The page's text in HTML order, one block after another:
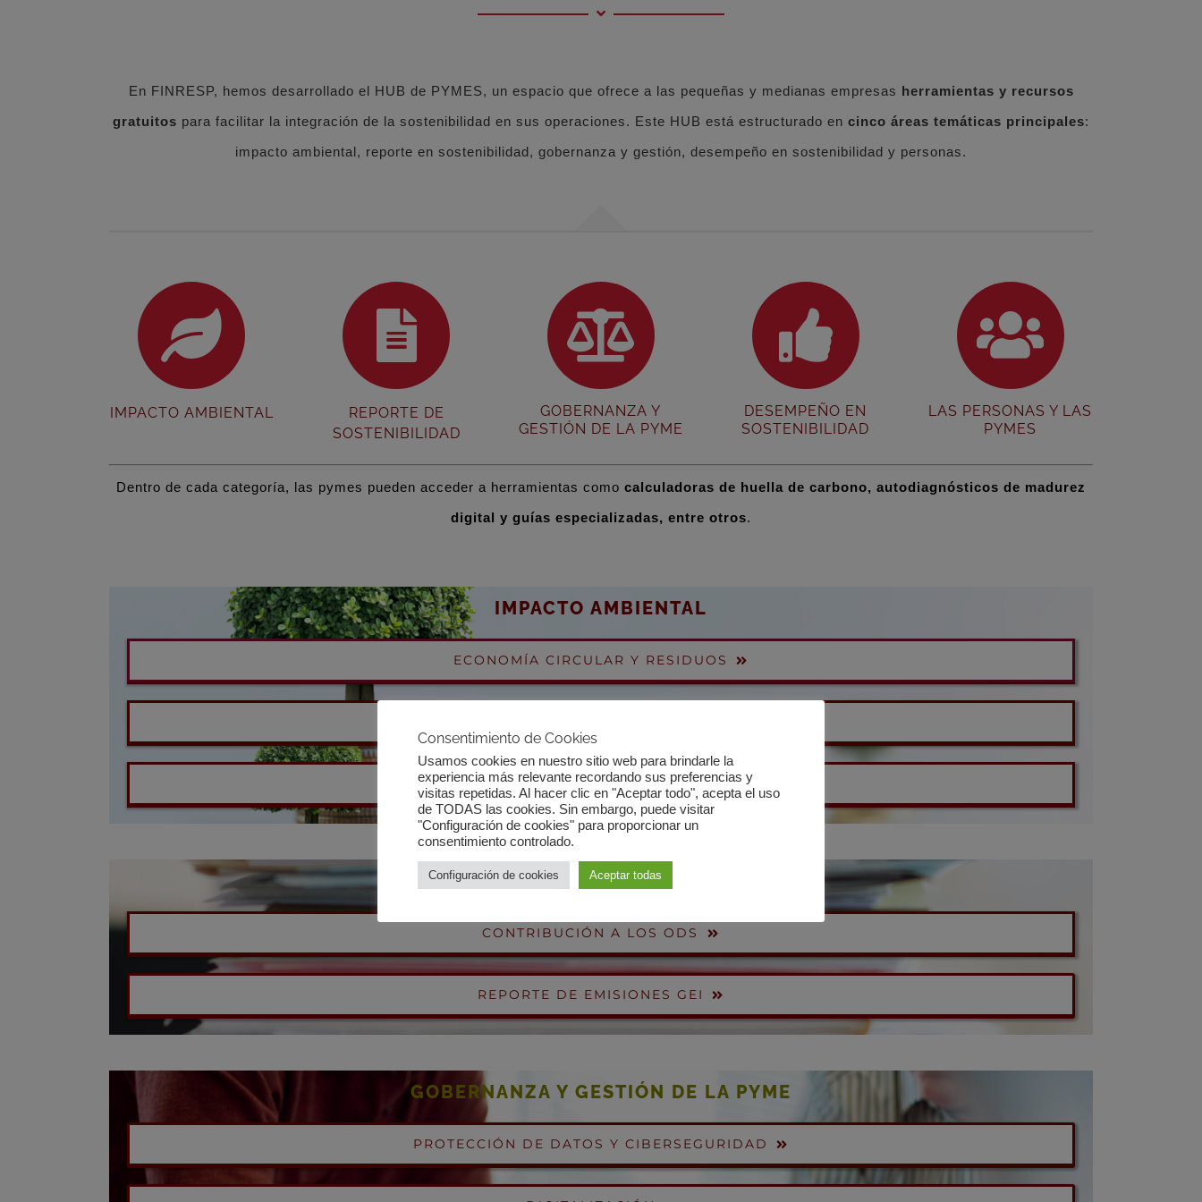
En FINRESP, hemos desarrollado el HUB de PYMES, un espacio que ofrece a las pequeñas y medianas empresas herramientas y recursos
gratuitos para facilitar la integración de la sostenibilidad en sus operaciones. Este HUB está estructurado en cinco áreas temáticas principales:
impacto ambiental, reporte en sostenibilidad, gobernanza y gestión, desempeño en sostenibilidad y personas.
IMPACTO AMBIENTAL
REPORTE DE
SOSTENIBILIDAD
GOBERNANZA Y
GESTIÓN DE LA PYME
DESEMPEÑO EN
SOSTENIBILIDAD
LAS PERSONAS Y LAS
PYMES
Dentro de cada categoría, las pymes pueden acceder a herramientas como calculadoras de huella de carbono, autodiagnósticos de madurez
digital y guías especializadas, entre otros.
IMPACTO AMBIENTAL
ECONOMÍA CIRCULAR Y RESIDUOS
BIODIVERSIDAD
REPORTE DE SOSTENIBILIDAD
CONTRIBUCIÓN A LOS ODS
REPORTE DE EMISIONES GEI
GOBERNANZA Y GESTIÓN DE LA PYME
PROTECCIÓN DE DATOS Y CIBERSEGURIDAD
Consentimiento de Cookies
Usamos cookies en nuestro sitio web para brindarle la
experiencia más relevante recordando sus preferencias y
visitas repetidas. Al hacer clic en "Aceptar todo", acepta el uso
de TODAS las cookies. Sin embargo, puede visitar
"Configuración de cookies" para proporcionar un
consentimiento controlado.
Configuración de cookies Aceptar todas